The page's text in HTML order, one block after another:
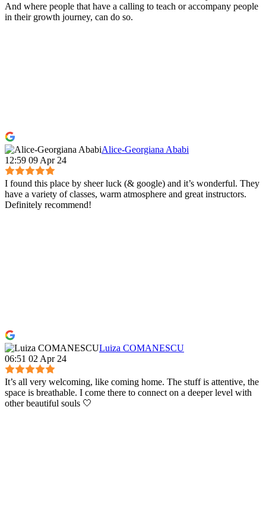
And where people that have a calling to teach or accompany people
in their growth journey, can do so.
Alice-Georgiana Ababi
12:59 09 Apr 24
I found this place by sheer luck (& google) and it’s wonderful. They
have a variety of classes, warm atmosphere and great instructors.
Definitely recommend!
Luiza COMANESCU
06:51 02 Apr 24
It’s all very welcoming, like coming home. The stuff is attentive, the
space is breathable. I come there to connect on a deeper level with
other beautiful souls 🤍